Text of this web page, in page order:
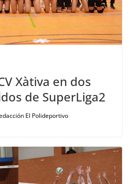
Xàtiva en dos
de SuperLiga2
El Polideportivo